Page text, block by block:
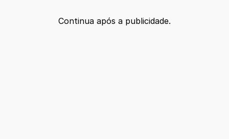
Continua após a publicidade.